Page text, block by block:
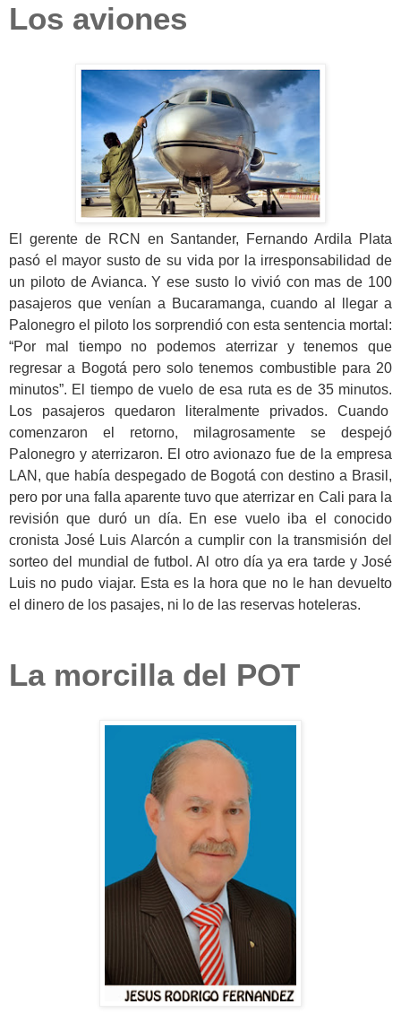
Los aviones
El gerente de RCN en Santander, Fernando Ardila Plata
pasó el mayor susto de su vida por la irresponsabilidad de
un piloto de Avianca. Y ese susto lo vivió con mas de 100
pasajeros que venían a Bucaramanga, cuando al llegar a
Palonegro el piloto los sorprendió con esta sentencia mortal:
“Por mal tiempo no podemos aterrizar y tenemos que
regresar a Bogotá pero solo tenemos combustible para 20
minutos”. El tiempo de vuelo de esa ruta es de 35 minutos.
Los pasajeros quedaron literalmente privados. Cuando
comenzaron el retorno, milagrosamente se despejó
Palonegro y aterrizaron. El otro avionazo fue de la empresa
LAN, que había despegado de Bogotá con destino a Brasil,
pero por una falla aparente tuvo que aterrizar en Cali para la
revisión que duró un día. En ese vuelo iba el conocido
cronista José Luis Alarcón a cumplir con la transmisión del
sorteo del mundial de futbol. Al otro día ya era tarde y José
Luis no pudo viajar. Esta es la hora que no le han devuelto
el dinero de los pasajes, ni lo de las reservas hoteleras.
La morcilla del POT